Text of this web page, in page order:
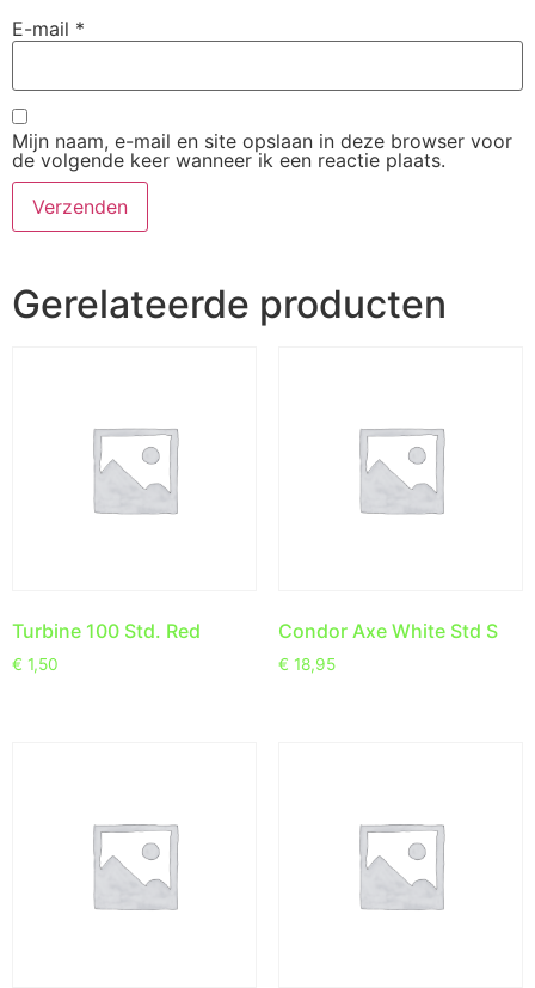
E-mail *
Mijn naam, e-mail en site opslaan in deze browser voor
de volgende keer wanneer ik een reactie plaats.
Gerelateerde producten
Turbine 100 Std. Red
€ 1,50
Condor Axe White Std S
€ 18,95